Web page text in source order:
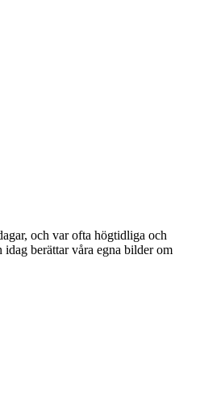
och var ofta högtidliga och
berättar våra egna bilder om